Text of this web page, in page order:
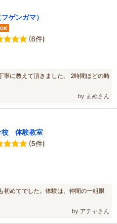
ゲンガマ）
(6件)
寧に教えて頂きました。 2時間ほどの時
by まめさん
校 体験教室
(5件)
初めてでした。体験は、仲間の一組限
by アチャさん